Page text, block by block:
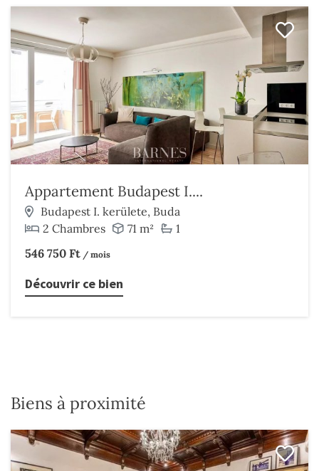
Appartement Budapest I....
Budapest I. kerülete, Buda
2 Chambres
71 m²
1
546 750 Ft / mois
Découvrir ce bien
Biens à proximité